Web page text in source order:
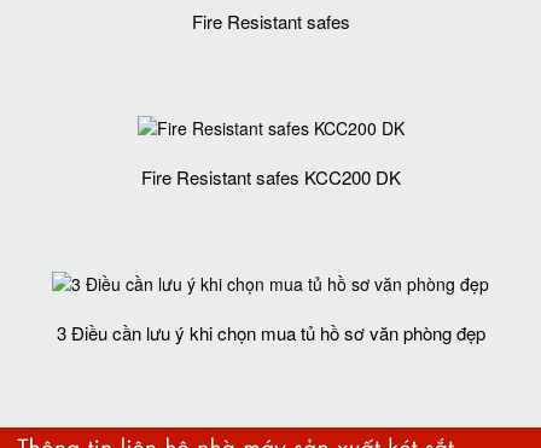
Fire Resistant safes
Fire Resistant safes KCC200 DK
3 Điều cần lưu ý khi chọn mua tủ hồ sơ văn phòng đẹp